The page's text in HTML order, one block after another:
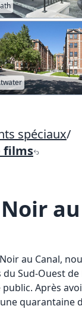
spéciaux/
films
au Canal,
du Sud-Ouest
public. Après
quarantaine